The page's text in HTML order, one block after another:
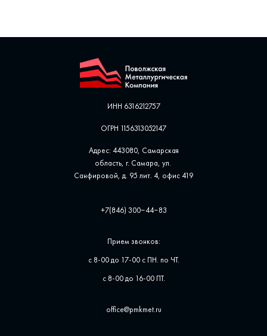
ИНН 6316212757
ОГРН 1156313052147
Адрес: 443080, Самарская
область, г. Самара, ул. ​
Санфировой, д. 95 лит. 4, офис ​419
+7(846) 300‒44‒83
Прием звонков:
с 8-00 до 17-00 с ПН. по ЧТ.
с 8-00 до 16-00 ПТ.
office@pmkmet.ru